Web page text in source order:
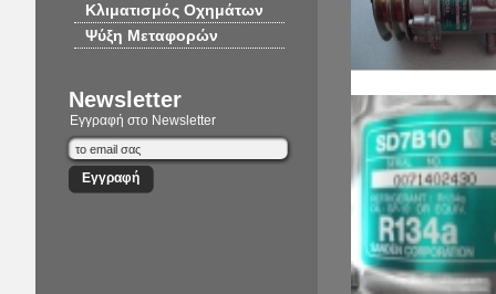
Κλιματισμός Οχημάτων
Ψύξη Μεταφορών
Newsletter
Εγγραφή στο Newsletter